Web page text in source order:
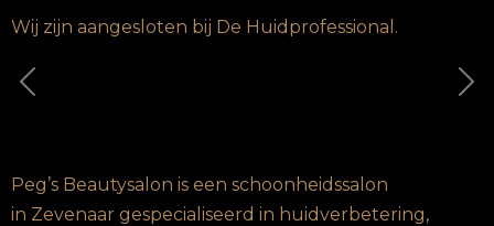
Wij zijn aangesloten bij De Huidprofessional.
Vorige
Peg’s Beautysalon is een schoonheidssalon
in Zevenaar gespecialiseerd in huidverbetering,